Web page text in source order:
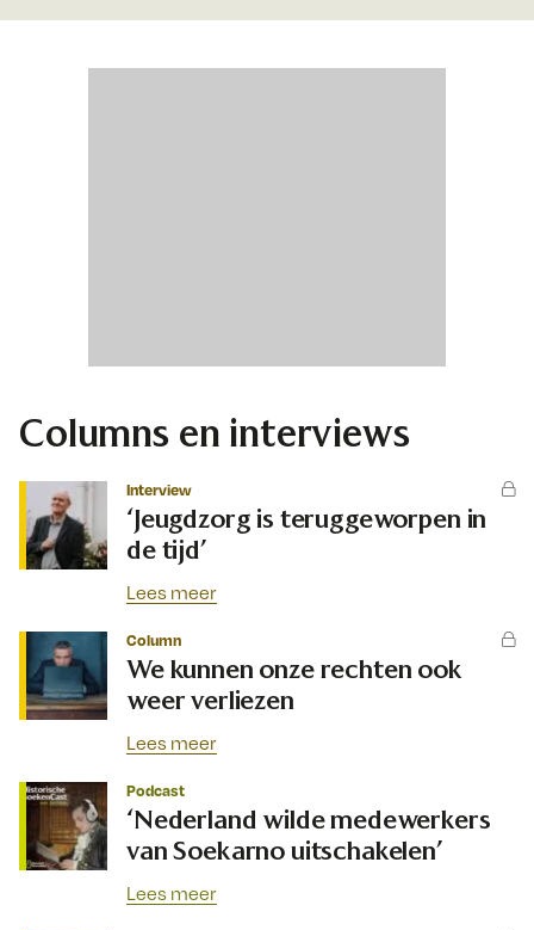
Columns en interviews
Interview
‘Jeugdzorg is teruggeworpen in
de tijd’
Lees meer
Column
We kunnen onze rechten ook
weer verliezen
Lees meer
Podcast
‘Nederland wilde medewerkers
van Soekarno uitschakelen’
Lees meer